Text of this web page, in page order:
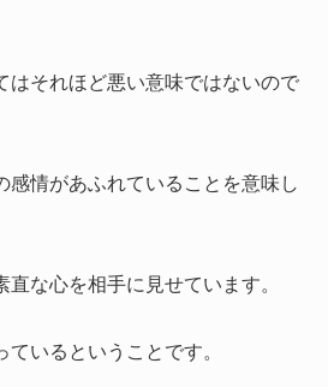
はそれほど悪い意味ではないので
感情があふれていることを意味し
な心を相手に見せています。
いるということです。